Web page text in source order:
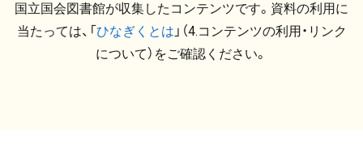
国立国会図書館が収集したコンテンツです。資料の利用に
当たっては、「ひなぎくとは 」（4.コンテンツの利用・リンク
について）をご確認ください。